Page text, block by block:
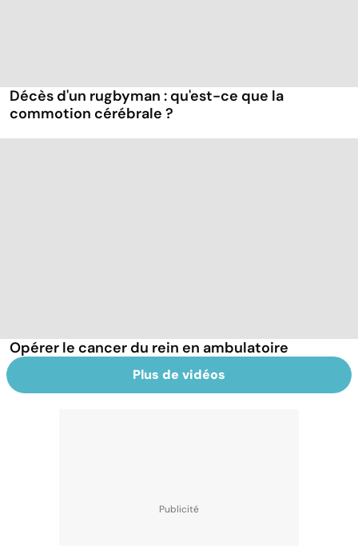
Décès d'un rugbyman : qu'est-ce que la
commotion cérébrale ?
Opérer le cancer du rein en ambulatoire
Plus de vidéos